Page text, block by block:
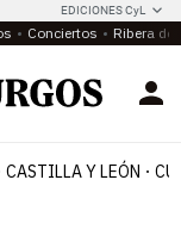
EDICIONES CyL
Conciertos Ribera del
CASTILLA Y LEÓN